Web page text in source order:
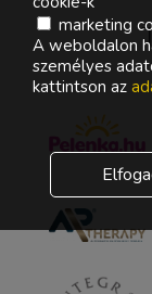
marketing
A weboldalon
személyes
kattintson az